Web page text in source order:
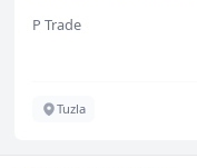
P Trade
Tuzla